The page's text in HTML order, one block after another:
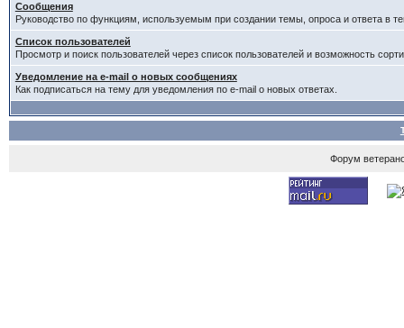
Сообщения
Руководство по функциям, используемым при создании темы, опроса и ответа в
Список пользователей
Просмотр и поиск пользователей через список пользователей и возможность
Уведомление на e-mail о новых сообщениях
Как подписаться на тему для уведомления по e-mail о новых ответах.
Форум